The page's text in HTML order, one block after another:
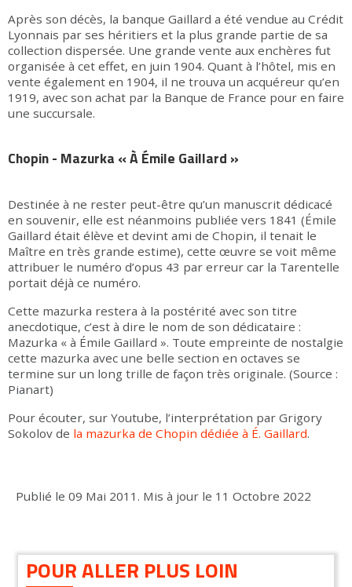
Après son décès, la banque Gaillard a été vendue au Crédit
Lyonnais par ses héritiers et la plus grande partie de sa
collection dispersée. Une grande vente aux enchères fut
organisée à cet effet, en juin 1904. Quant à l’hôtel, mis en
vente également en 1904, il ne trouva un acquéreur qu’en
1919, avec son achat par la Banque de France pour en faire
une succursale.
Chopin - Mazurka « À Émile Gaillard »
Destinée à ne rester peut-être qu’un manuscrit dédicacé
en souvenir, elle est néanmoins publiée vers 1841 (Émile
Gaillard était élève et devint ami de Chopin, il tenait le
Maître en très grande estime), cette œuvre se voit même
attribuer le numéro d’opus 43 par erreur car la Tarentelle
portait déjà ce numéro.
Cette mazurka restera à la postérité avec son titre
anecdotique, c’est à dire le nom de son dédicataire :
Mazurka « à Émile Gaillard ». Toute empreinte de nostalgie
cette mazurka avec une belle section en octaves se
termine sur un long trille de façon très originale. (Source :
Pianart)
Pour écouter, sur Youtube, l’interprétation par Grigory
Sokolov de la mazurka de Chopin dédiée à É. Gaillard.
Publié le 09 Mai 2011 . Mis à jour le 11 Octobre 2022
POUR ALLER PLUS LOIN